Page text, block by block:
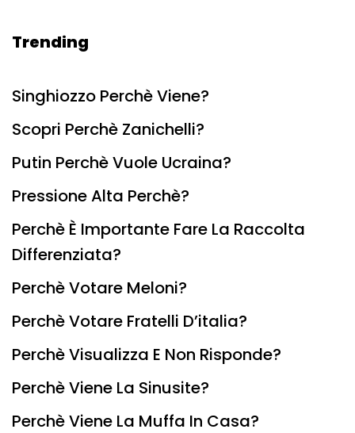
Trending
Singhiozzo Perchè Viene?
Scopri Perchè Zanichelli?
Putin Perchè Vuole Ucraina?
Pressione Alta Perchè?
Perchè È Importante Fare La Raccolta
Differenziata?
Perchè Votare Meloni?
Perchè Votare Fratelli D’italia?
Perchè Visualizza E Non Risponde?
Perchè Viene La Sinusite?
Perchè Viene La Muffa In Casa?